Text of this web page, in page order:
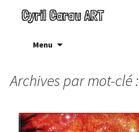
Cyril Carau ART
Menu
Archives par mot-clé